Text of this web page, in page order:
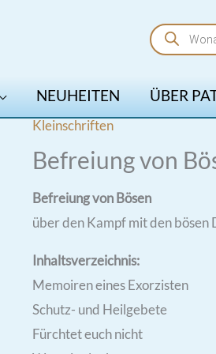
Products
search
NEUHEITEN ÜBER
Kleinschriften
Befreiung von
Befreiung von Bösen
über den Kampf mit den bösen
Inhaltsverzeichnis:
Memoiren eines Exorzisten
Schutz- und Heilgebete
Fürchtet euch nicht